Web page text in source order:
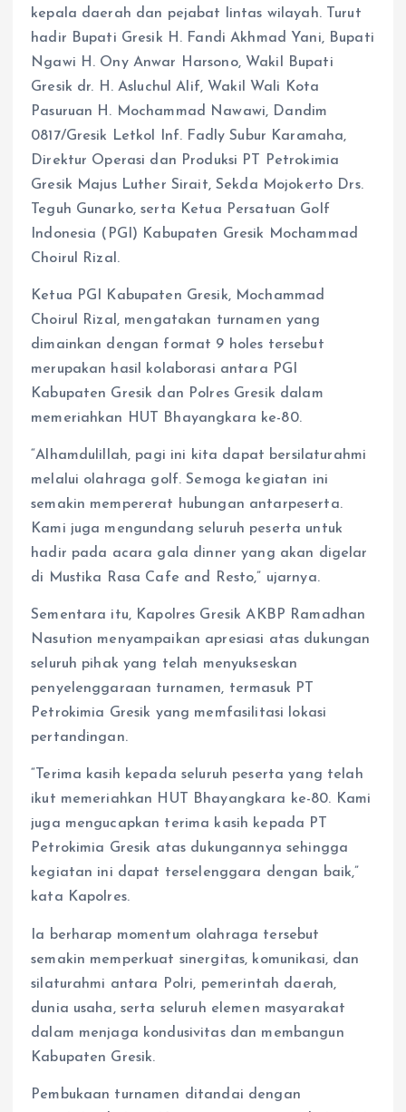
kepala daerah dan pejabat lintas wilayah. Turut
hadir Bupati Gresik H. Fandi Akhmad Yani, Bupati
Ngawi H. Ony Anwar Harsono, Wakil Bupati
Gresik dr. H. Asluchul Alif, Wakil Wali Kota
Pasuruan H. Mochammad Nawawi, Dandim
0817/Gresik Letkol Inf. Fadly Subur Karamaha,
Direktur Operasi dan Produksi PT Petrokimia
Gresik Majus Luther Sirait, Sekda Mojokerto Drs.
Teguh Gunarko, serta Ketua Persatuan Golf
Indonesia (PGI) Kabupaten Gresik Mochammad
Choirul Rizal.
Ketua PGI Kabupaten Gresik, Mochammad
Choirul Rizal, mengatakan turnamen yang
dimainkan dengan format 9 holes tersebut
merupakan hasil kolaborasi antara PGI
Kabupaten Gresik dan Polres Gresik dalam
memeriahkan HUT Bhayangkara ke-80.
“Alhamdulillah, pagi ini kita dapat bersilaturahmi
melalui olahraga golf. Semoga kegiatan ini
semakin mempererat hubungan antarpeserta.
Kami juga mengundang seluruh peserta untuk
hadir pada acara gala dinner yang akan digelar
di Mustika Rasa Cafe and Resto,” ujarnya.
Sementara itu, Kapolres Gresik AKBP Ramadhan
Nasution menyampaikan apresiasi atas dukungan
seluruh pihak yang telah menyukseskan
penyelenggaraan turnamen, termasuk PT
Petrokimia Gresik yang memfasilitasi lokasi
pertandingan.
“Terima kasih kepada seluruh peserta yang telah
ikut memeriahkan HUT Bhayangkara ke-80. Kami
juga mengucapkan terima kasih kepada PT
Petrokimia Gresik atas dukungannya sehingga
kegiatan ini dapat terselenggara dengan baik,”
kata Kapolres.
Ia berharap momentum olahraga tersebut
semakin memperkuat sinergitas, komunikasi, dan
silaturahmi antara Polri, pemerintah daerah,
dunia usaha, serta seluruh elemen masyarakat
dalam menjaga kondusivitas dan membangun
Kabupaten Gresik.
Pembukaan turnamen ditandai dengan